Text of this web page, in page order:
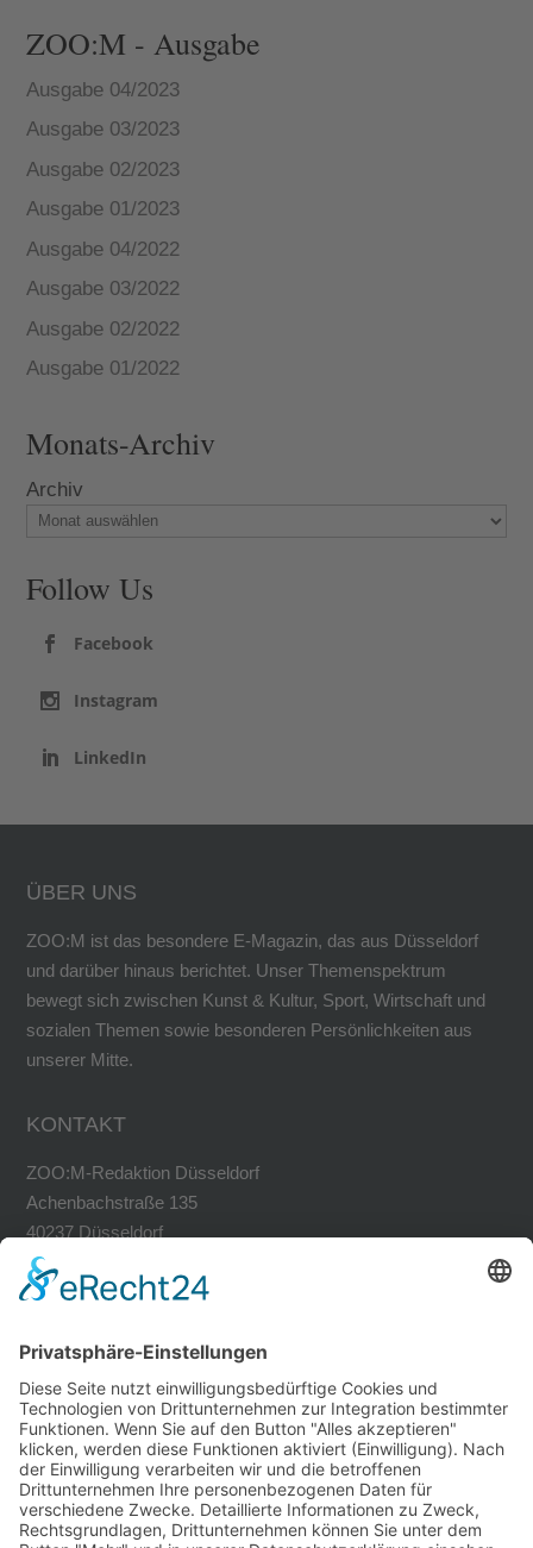
ZOO:M - Ausgabe
Ausgabe 04/2023
Ausgabe 03/2023
Ausgabe 02/2023
Ausgabe 01/2023
Ausgabe 04/2022
Ausgabe 03/2022
Ausgabe 02/2022
Ausgabe 01/2022
Monats-Archiv
Archiv
Follow Us
Facebook
Instagram
LinkedIn
ÜBER UNS
ZOO:M ist das besondere E-Magazin, das aus Düsseldorf
und darüber hinaus berichtet. Unser Themenspektrum
bewegt sich zwischen Kunst & Kultur, Sport, Wirtschaft und
sozialen Themen sowie besonderen Persönlichkeiten aus
unserer Mitte.
KONTAKT
ZOO:M-Redaktion Düsseldorf
Achenbachstraße 135
40237 Düsseldorf
Tel. 0211-30200741
Fax 0211-30200749
RECHTLICHES
Impressum
Datenschutz
Datenschutz Social Networks